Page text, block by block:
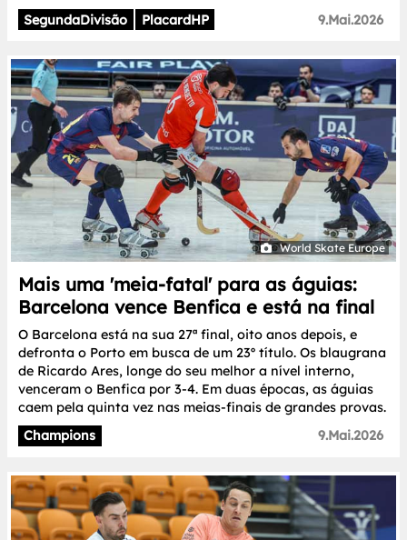
SegundaDivisão
PlacardHP 9.Mai.2026
World Skate Europe
Mais uma 'meia-fatal' para as águias:
Barcelona vence Benfica e está na final
O Barcelona está na sua 27ª final, oito anos depois, e
defronta o Porto em busca de um 23º título. Os blaugrana
de Ricardo Ares, longe do seu melhor a nível interno,
venceram o Benfica por 3-4. Em duas épocas, as águias
caem pela quinta vez nas meias-finais de grandes provas.
Champions
9.Mai.2026